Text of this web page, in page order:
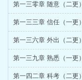
第一三零章 随意（二更）
第一三三章 信任（一更）
第一三六章 外出（二更）
第一三九章 熟悉（一更）
第一四二章 科考（二更）